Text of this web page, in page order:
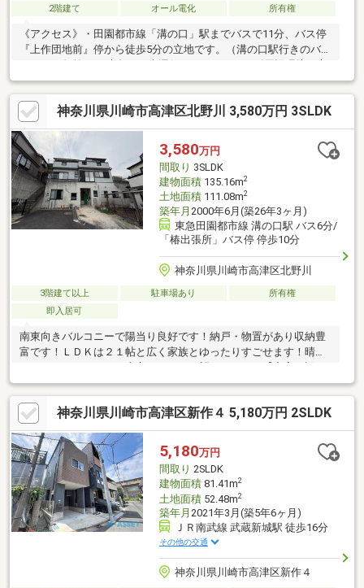
2階建て オール電化 所有権
《アクセス》・田園都市線「溝の口」駅までバスで11分、バス停
『上作団地前』停から徒歩5分の立地です。（溝の口駅行きのバス
地条件》・宅地内は高低差のないフラットな地形です。・南東側
は建物がないため日照採光良好で開放感があります。《道路・方
位等》・前面道路は通りぬけができないため、車の交通量が少な
いのが特徴です。《室内の特徴》・オール電化システムのため、
ガス漏れの心配もいりません。またIHクッキングヒーターを設置
しておりますので、お手入れもしやすいです。《改修・リフォー
ム》・給湯器交換（令和7年1月）
神奈川県川崎市高津区北野川 3,580万円 3SLDK
3,580万円
間取り 3SLDK
建物面積135.16m2
土地面積111.08m2
築年月 2000年6月(築26年3ヶ月)
東急田園都市線 溝の口駅 バス6分/
「椿出張所」バス停 停歩10分
神奈川県川崎市高津区北野川
3階建て以上 駐車場あり
所有権
即入居可
南東向きバルコニーで陽当り良好です！納戸・物置があり収納豊
富です！ＬＤＫは２１帖と広く家族とゆったりすごせます！晴れ
た日はスカイツリー・東京タワーを一望できます！【充実の設
備・仕様】●カースペース●下足入れ●各階にトイレあり●３面バル
コニー●収納スペース●物置*☆：*☆：*☆：*☆：*☆：*☆：
*☆：*☆：*☆：*☆：*☆：*☆：*☆：*☆：■平日休日いつでも
ご見学可能です！■お問い合わせ、見学予約は【無料通話】
【0800-603-2880】【センチュリー21ゲットハウス】まで！*☆：
*☆：*☆：*☆：*☆：*☆：*☆：*☆：*☆：*☆：*☆：*☆：
*☆：*☆
神奈川県川崎市高津区新作４ 5,180万円 2SLDK
5,180万円
間取り 2SLDK
建物面積81.41m2
土地面積52.48m2
築年月 2021年3月(築5年6ヶ月)
ＪＲ南武線 武蔵新城駅 徒歩16分
その他の交通
神奈川県川崎市高津区新作４